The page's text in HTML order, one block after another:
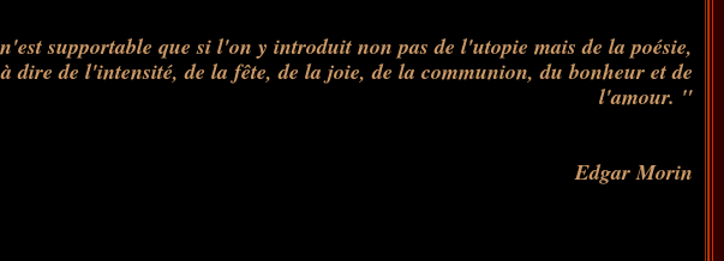
supportable que si l'on y introduit non pas de l'utopie mais de la poésie,
dire de l'intensité, de la fête, de la joie, de la communion, du bonheur et de
l'amour. "
Edgar Morin